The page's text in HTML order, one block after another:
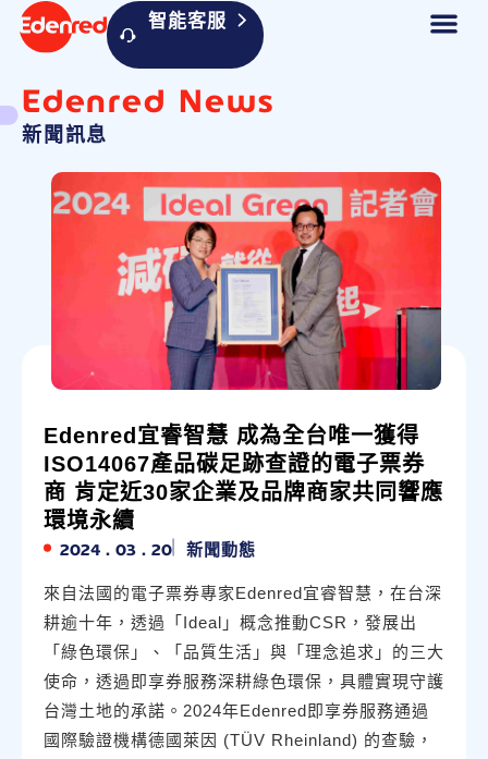
智能客服
Edenred News
新聞訊息
Edenred宜睿智慧 成為全台唯一獲得
ISO14067產品碳足跡查證的電子票券
商 肯定近30家企業及品牌商家共同響應
環境永續
2024 . 03 . 20 新聞動態
來自法國的電子票券專家Edenred宜睿智慧，在台深
耕逾十年，透過「Ideal」概念推動CSR，發展出
「綠色環保」、「品質生活」與「理念追求」的三大
使命，透過即享券服務深耕綠色環保，具體實現守護
台灣土地的承諾。2024年Edenred即享券服務通過
國際驗證機構德國萊因 (TÜV Rheinland) 的查驗，